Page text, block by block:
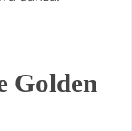
Golden